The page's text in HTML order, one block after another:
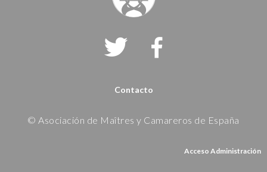
Contacto
© Asociación de Maîtres y Camareros de España
Acceso Administración